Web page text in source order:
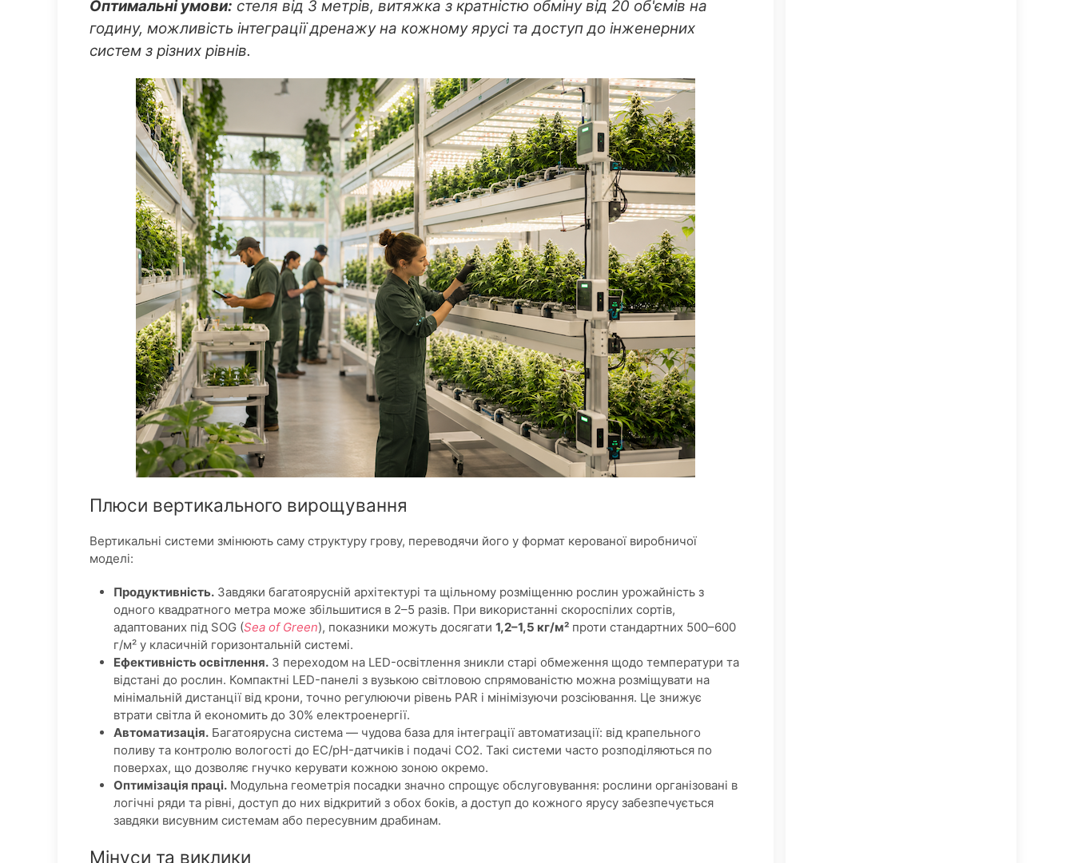
Оптимальні умови: стеля від 3 метрів, витяжка з кратністю обміну від 20 об'ємів на
годину, можливість інтеграції дренажу на кожному ярусі та доступ до інженерних
систем з різних рівнів.
Плюси вертикального вирощування
Вертикальні системи змінюють саму структуру грову, переводячи його у формат керованої виробничої
моделі:
Продуктивність. Завдяки багатоярусній архітектурі та щільному розміщенню рослин урожайність з
одного квадратного метра може збільшитися в 2–5 разів. При використанні скороспілих сортів,
адаптованих під SOG (Sea of Green), показники можуть досягати 1,2–1,5 кг/м² проти стандартних 500–600
г/м² у класичній горизонтальній системі.
Ефективність освітлення. З переходом на LED-освітлення зникли старі обмеження щодо температури та
відстані до рослин. Компактні LED-панелі з вузькою світловою спрямованістю можна розміщувати на
мінімальній дистанції від крони, точно регулюючи рівень PAR і мінімізуючи розсіювання. Це знижує
втрати світла й економить до 30% електроенергії.
Автоматизація. Багатоярусна система — чудова база для інтеграції автоматизації: від крапельного
поливу та контролю вологості до EC/pH-датчиків і подачі CO2. Такі системи часто розподіляються по
поверхах, що дозволяє гнучко керувати кожною зоною окремо.
Оптимізація праці. Модульна геометрія посадки значно спрощує обслуговування: рослини організовані в
логічні ряди та рівні, доступ до них відкритий з обох боків, а доступ до кожного ярусу забезпечується
завдяки висувним системам або пересувним драбинам.
Мінуси та виклики